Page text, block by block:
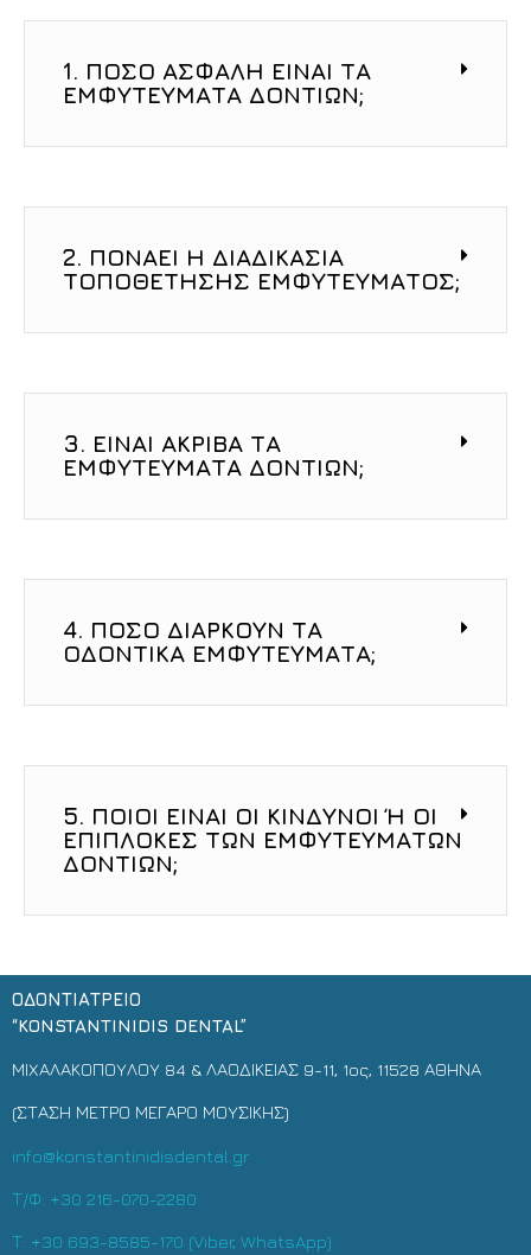
1. ΠΌΣΟ ΑΣΦΑΛΉ ΕΊΝΑΙ ΤΑ
ΕΜΦΥΤΕΎΜΑΤΑ ΔΟΝΤΙΏΝ;
2. ΠΟΝΆΕΙ Η ΔΙΑΔΙΚΑΣΊΑ
ΤΟΠΟΘΈΤΗΣΗΣ ΕΜΦΥΤΕΎΜΑΤΟΣ;
3. ΕΊΝΑΙ ΑΚΡΙΒΆ ΤΑ
ΕΜΦΥΤΕΎΜΑΤΑ ΔΟΝΤΙΏΝ;
4. ΠΌΣΟ ΔΙΑΡΚΟΎΝ ΤΑ
ΟΔΟΝΤΙΚΆ ΕΜΦΥΤΕΎΜΑΤΑ;
5. ΠΟΙΟΙ ΕΊΝΑΙ ΟΙ ΚΊΝΔΥΝΟΙ Ή ΟΙ Ε
ΠΙΠΛΟΚΈΣ ΤΩΝ ΕΜΦΥΤΕΥΜΆΤΩΝ Δ
ΟΝΤΙΏΝ;
ΟΔΟΝΤΙΑΤΡΕΙΟ
“KONSTANTINIDIS DENTAL”
ΜΙΧΑΛΑΚΟΠΟΥΛΟΥ 84 & ΛΑΟΔΙΚΕΙΑΣ 9-11, 1ος, 11528 ΑΘΗΝΑ
(ΣΤΑΣΗ ΜΕΤΡΟ ΜΕΓΑΡΟ ΜΟΥΣΙΚΗΣ)
info@konstantinidisdental.gr
Τ/Φ: +30 216-070-2280
Τ: +30 693-8585-170 (Viber, WhatsApp)